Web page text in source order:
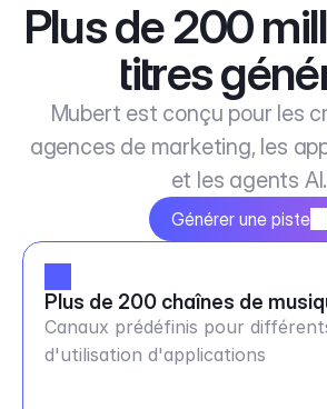
Plus de 200
titres
Mubert est conçu pour les
agences de marketing, les
et les agents AI.
Générer une piste
Plus de 200 chaînes de
Canaux prédéfinis pour
d'utilisation d'applications